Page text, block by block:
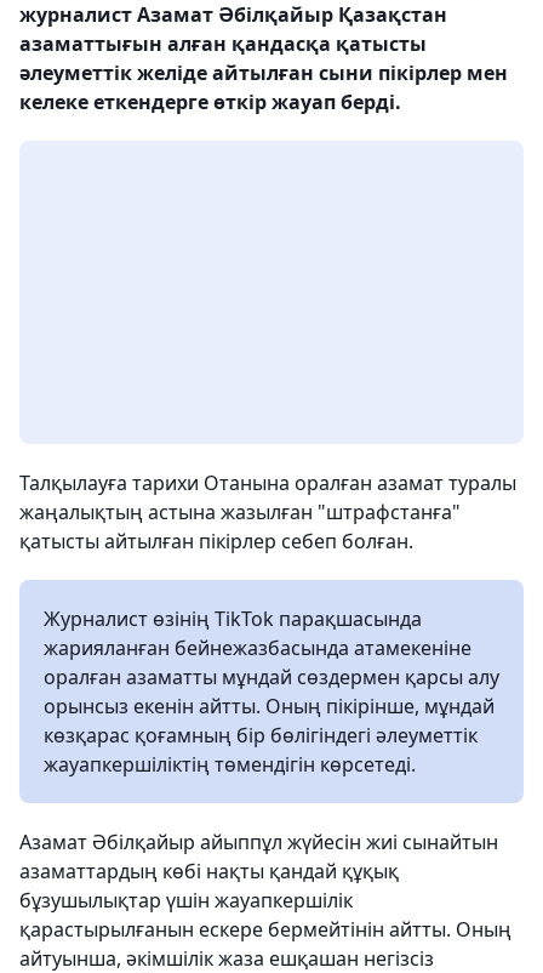
журналист Азамат Әбілқайыр Қазақстан
азаматтығын алған қандасқа қатысты
әлеуметтік желіде айтылған сыни пікірлер мен
келеке еткендерге өткір жауап берді.
Талқылауға тарихи Отанына оралған азамат туралы
жаңалықтың астына жазылған "штрафстанға"
қатысты айтылған пікірлер себеп болған.
Журналист өзінің TikTok парақшасында
жарияланған бейнежазбасында атамекеніне
оралған азаматты мұндай сөздермен қарсы алу
орынсыз екенін айтты. Оның пікірінше, мұндай
көзқарас қоғамның бір бөлігіндегі әлеуметтік
жауапкершіліктің төмендігін көрсетеді.
Азамат Әбілқайыр айыппұл жүйесін жиі сынайтын
азаматтардың көбі нақты қандай құқық
бұзушылықтар үшін жауапкершілік
қарастырылғанын ескере бермейтінін айтты. Оның
айтуынша, әкімшілік жаза ешқашан негізсіз